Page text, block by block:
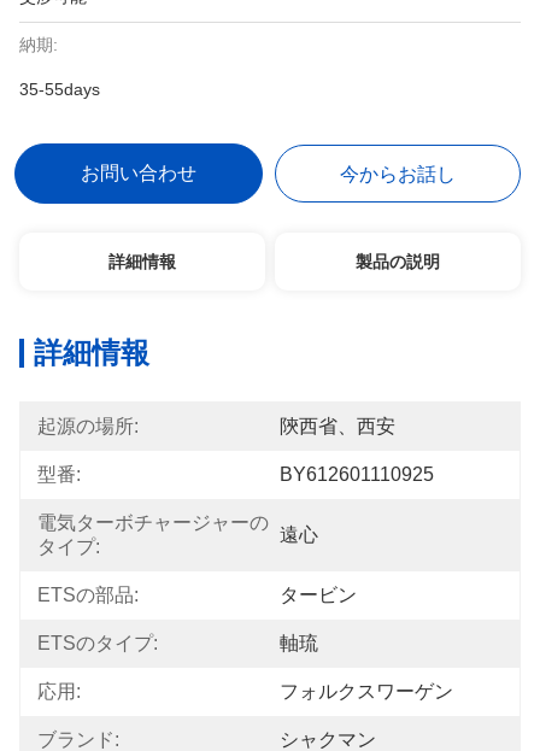
納期:
35-55days
お問い合わせ 今からお話し
詳細情報 製品の説明
詳細情報
起源の場所: 陝西省、西安
型番: BY612601110925
電気ターボチャージャーの
タイプ:
遠心
ETSの部品: タービン
ETSのタイプ: 軸琉
応用: フォルクスワーゲン
ブランド: シャクマン